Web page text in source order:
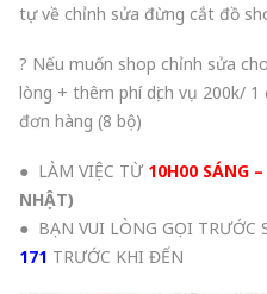
tự về chỉnh sửa đừng cắt đồ
? Nếu muốn shop chỉnh sửa
lòng + thêm phí dịch vụ 200k/
đơn hàng (8 bộ)
● LÀM VIỆC TỪ 10H00 SÁNG
NHẬT)
● BẠN VUI LÒNG GỌI TRƯỚC
171 TRƯỚC KHI ĐẾN